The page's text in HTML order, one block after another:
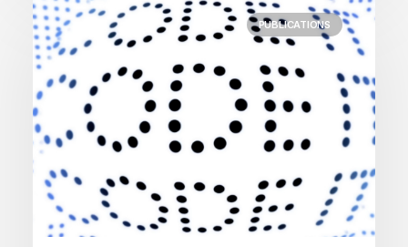
PUBLICATIONS